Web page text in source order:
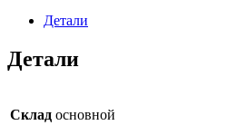
Детали
Детали
Склад основной